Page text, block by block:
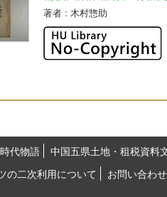
著者 : 木村惣助
代物語
中国五県土地・租税資料
の二次利用について
お問い合わせ